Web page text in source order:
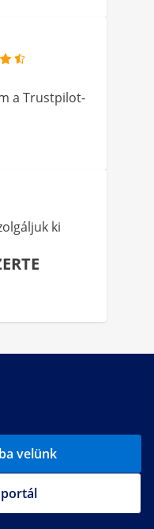
a Trustpilot-
ki
velünk